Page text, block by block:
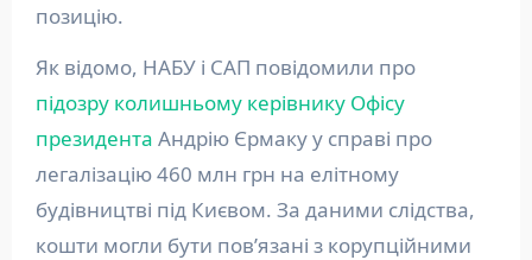
позицію.
Як відомо, НАБУ і САП повідомили про
підозру колишньому керівнику Офісу
президента Андрію Єрмаку у справі про
легалізацію 460 млн грн на елітному
будівництві під Києвом. За даними слідства,
кошти могли бути пов’язані з корупційними